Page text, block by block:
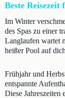
Beste
Im Winter
des Spas zu einer
Langlaufen wartet
heißer Pool auf
Frühjahr und
entspannte
Diese